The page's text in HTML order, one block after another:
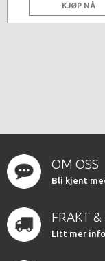
KJØP NÅ
OM OSS
Bli kjent
FRAKT &
LItt mer